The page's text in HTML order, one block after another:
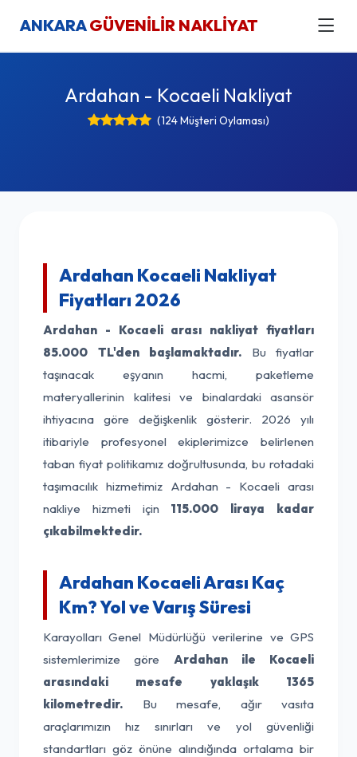
ANKARAGÜVENİLİR NAKLİYAT
Ardahan - Kocaeli Nakliyat
(124 Müşteri Oylaması)
Ardahan Kocaeli Nakliyat
Fiyatları 2026
Ardahan - Kocaeli arası nakliyat fiyatları
85.000 TL'den başlamaktadır. Bu fiyatlar
taşınacak eşyanın hacmi, paketleme
materyallerinin kalitesi ve binalardaki asansör
ihtiyacına göre değişkenlik gösterir. 2026 yılı
itibariyle profesyonel ekiplerimizce belirlenen
taban fiyat politikamız doğrultusunda, bu rotadaki
taşımacılık hizmetimiz Ardahan - Kocaeli arası
nakliye hizmeti için 115.000 liraya kadar
çıkabilmektedir.
Ardahan Kocaeli Arası Kaç
Km? Yol ve Varış Süresi
Karayolları Genel Müdürlüğü verilerine ve GPS
sistemlerimize göre Ardahan ile Kocaeli
arasındaki mesafe yaklaşık 1365
kilometredir. Bu mesafe, ağır vasıta
araçlarımızın hız sınırları ve yol güvenliği
standartları göz önüne alındığında ortalama bir